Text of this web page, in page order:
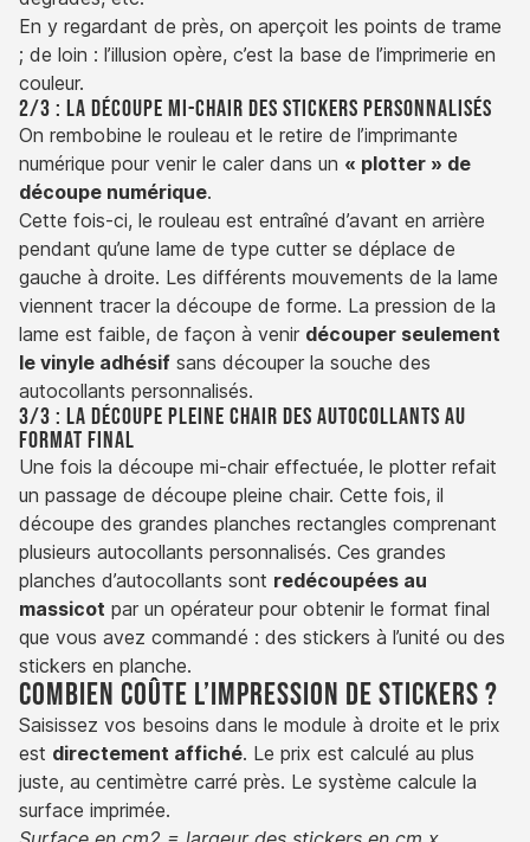
En y regardant de près, on aperçoit les points de trame
; de loin : l’illusion opère, c’est la base de l’imprimerie en
couleur.
2/3 : La découpe mi-chair des stickers personnalisés
On rembobine le rouleau et le retire de l’imprimante
numérique pour venir le caler dans un « plotter » de
découpe numérique.
Cette fois-ci, le rouleau est entraîné d’avant en arrière
pendant qu’une lame de type cutter se déplace de
gauche à droite. Les différents mouvements de la lame
viennent tracer la découpe de forme. La pression de la
lame est faible, de façon à venir découper seulement
le vinyle adhésif sans découper la souche des
autocollants personnalisés.
3/3 : La découpe pleine chair des autocollants au
format final
Une fois la découpe mi-chair effectuée, le plotter refait
un passage de découpe pleine chair. Cette fois, il
découpe des grandes planches rectangles comprenant
plusieurs autocollants personnalisés. Ces grandes
planches d’autocollants sont redécoupées au
massicot par un opérateur pour obtenir le format final
que vous avez commandé : des stickers à l’unité ou des
stickers en planche.
Combien coûte l’impression de stickers ?
Saisissez vos besoins dans le module à droite et le prix
est directement affiché. Le prix est calculé au plus
juste, au centimètre carré près. Le système calcule la
surface imprimée.